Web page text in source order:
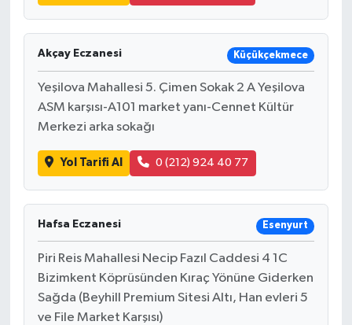
Akçay Eczanesi Küçükçekmece
Yeşilova Mahallesi 5. Çimen Sokak 2 A Yeşilova
ASM karşısı-A101 market yanı-Cennet Kültür
Merkezi arka sokağı
Yol Tarifi Al 0 (212) 924 40 77
Hafsa Eczanesi Esenyurt
Piri Reis Mahallesi Necip Fazıl Caddesi 4 1C
Bizimkent Köprüsünden Kıraç Yönüne Giderken
Sağda (Beyhill Premium Sitesi Altı, Han evleri 5
ve File Market Karşısı)